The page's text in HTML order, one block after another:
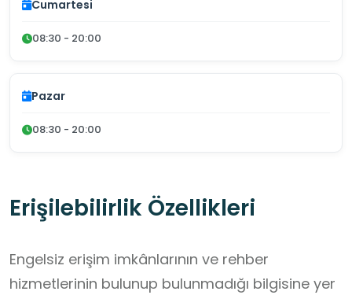
Cumartesi
08:30 - 20:00
Pazar
08:30 - 20:00
Erişilebilirlik Özellikleri
Engelsiz erişim imkânlarının ve rehber
hizmetlerinin bulunup bulunmadığı bilgisine yer